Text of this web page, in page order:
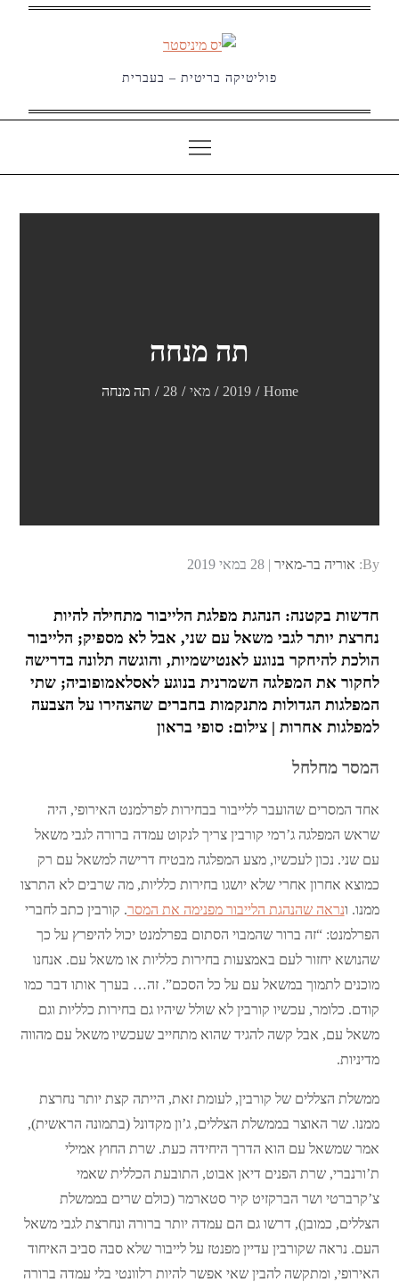
פוליטיקה בריטית – בעברית
תה מנחה
Home
2019 מאי 28 תה מנחה
By: אוריה בר-מאיר
Posted
28 במאי 2019
חדשות בקטנה: הנהגת מפלגת הלייבור מתחילה להיות
נחרצת יותר לגבי משאל עם שני, אבל לא מספיק; הלייבור
הולכת להיחקר בנוגע לאנטישמיות, והוגשה תלונה בדרישה
לחקור את המפלגה השמרנית בנוגע לאסלאמופוביה; שתי
המפלגות הגדולות מתנקמות בחברים שהצהירו על הצבעה
למפלגות אחרות | צילום: סופי בראון
המסר מחלחל
אחד המסרים שהועבר ללייבור בבחירות לפרלמנט האירופי, היה
שראש המפלגה ג’רמי קורבין צריך לנקוט עמדה ברורה לגבי משאל
עם שני. נכון לעכשיו, מצע המפלגה מבטיח דרישה למשאל עם רק
כמוצא אחרון אחרי שלא יושגו בחירות כלליות, מה שרבים לא התרצו
ממנו. ונראה שהנהגת הלייבור מפנימה את המסר. קורבין כתב לחברי
הפרלמנט: “זה ברור שהמבוי הסתום בפרלמנט יכול להיפרץ על כך
שהנושא יחזור לעם באמצעות בחירות כלליות או משאל עם. אנחנו
מוכנים לתמוך במשאל עם על כל הסכם”. זה… בערך אותו דבר כמו
קודם. כלומר, עכשיו קורבין לא שולל שיהיו גם בחירות כלליות וגם
משאל עם, אבל קשה להגיד שהוא מתחייב שעכשיו משאל עם מהווה
מדיניות.
ממשלת הצללים של קורבין, לעומת זאת, הייתה קצת יותר נחרצת
ממנו. שר האוצר בממשלת הצללים, ג’ון מקדונל (בתמונה הראשית),
אמר שמשאל עם הוא הדרך היחידה כעת. שרת החוץ אמילי
ת’ורנברי, שרת הפנים דיאן אבוט, התובעת הכללית שאמי
צ’קרברטי ושר הברקזיט קיר סטארמר (כולם שרים בממשלת
הצללים, כמובן), דרשו גם הם עמדה יותר ברורה ונחרצת לגבי משאל
העם. נראה שקורבין עדיין מפנטז על לייבור שלא סבה סביב האיחוד
האירופי, ומתקשה להבין שאי אפשר להיות רלוונטי בלי עמדה ברורה